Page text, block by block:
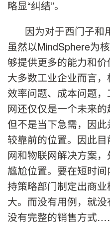
略显“纠结”。
因为对于西门子和
虽然以MindSphere为
够提供更多的能力和
大多数工业企业而言
效率问题、成本问题
网还仅仅是一个未来
但不是当下急需，因
较靠前的位置。因此
网和物联网解决方案
尴尬位置。要在短时
持策略部门制定出商业
大。而没有用例，就
没有完整的销售方式